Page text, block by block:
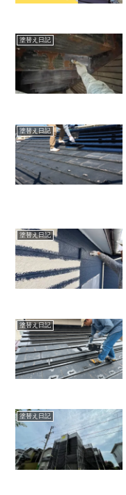
塗替え日記
塗替え日記
塗替え日記
塗替え日記
塗替え日記